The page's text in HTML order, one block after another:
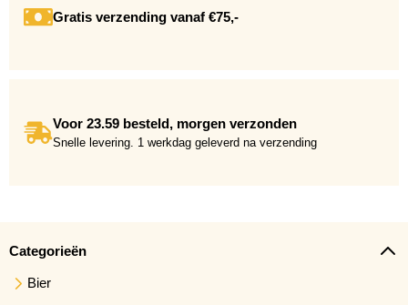
Gratis verzending vanaf €75,-
Voor 23.59 besteld, morgen verzonden
Snelle levering. 1 werkdag geleverd na verzending
Categorieën
Bier